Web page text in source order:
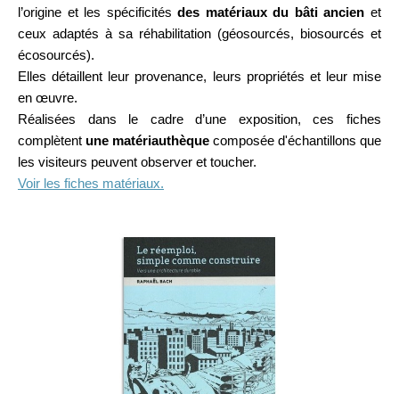
l’origine et les spécificitésdes matériaux du bâti ancien et
ceux adaptés à sa réhabilitation (géosourcés, biosourcés et
écosourcés).
Elles détaillent leur provenance, leurs propriétés et leur mise
en œuvre.
Réalisées dans le cadre d’une exposition, ces fiches
complètent une matériauthèque composée d'échantillons que
les visiteurs peuvent observer et toucher.
Voir les fiches matériaux.